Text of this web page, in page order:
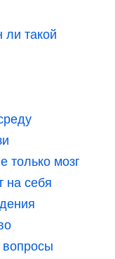
ли такой
только мозг
на себя